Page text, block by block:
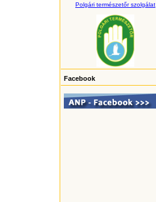
Polgári természetőr szolgálat
Facebook